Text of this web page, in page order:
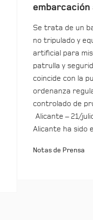
embarcación
Se trata de un
no tripulado y
artificial para
patrulla y
coincide con la
ordenanza
controlado de
Alicante – 21/
Alicante ha sido
Notas de Prensa